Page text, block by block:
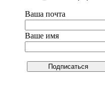
Ваша почта
Ваше имя